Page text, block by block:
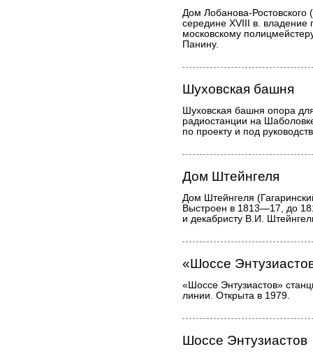
Дом Лобанова-
середине XVIII в. владение
московскому
Панину.
Шуховская башня
Шуховская башня опора
радиостанции на
по проекту и под
Дом Штейнгеля
Дом Штейнгеля
Выстроен в 1813—17, до
и декабристу В.И.
«Шоссе
«Шоссе Энтузиастов»
линии. Открыта в 1979.
Шоссе Энтузиастов